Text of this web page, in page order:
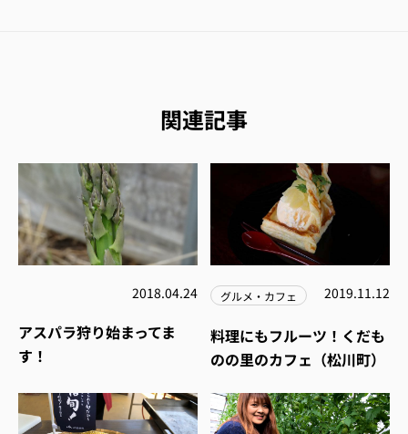
関連記事
2018.04.24
アスパラ狩り始まってま
す！
グルメ・カフェ 2019.11.12
料理にもフルーツ！くだも
のの里のカフェ（松川町）